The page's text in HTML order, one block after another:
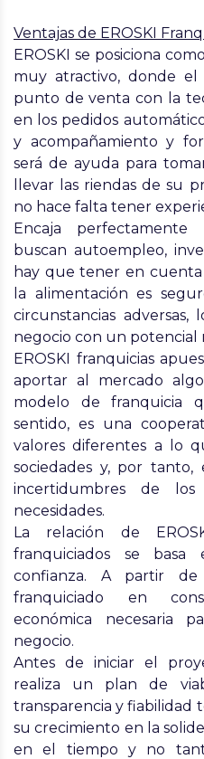
Ventajas de EROSKI
EROSKI se posiciona
muy atractivo, donde el
punto de venta con la
en los pedidos
y acompañamiento y
será de ayuda para
llevar las riendas de su
no hace falta tener
Encaja
buscan autoempleo,
hay que tener en
la alimentación es
circunstancias
negocio con un potencial
EROSKI franquicias
aportar al mercado
modelo de franquicia
sentido, es una
valores diferentes a lo
sociedades y, por
incertidumbres de los
necesidades.
La relación de
franquiciados se basa
confianza. A partir de
franquiciado en
económica necesaria
negocio.
Antes de iniciar el
realiza un plan de
transparencia y fiabilidad
su crecimiento en la
en el tiempo y no